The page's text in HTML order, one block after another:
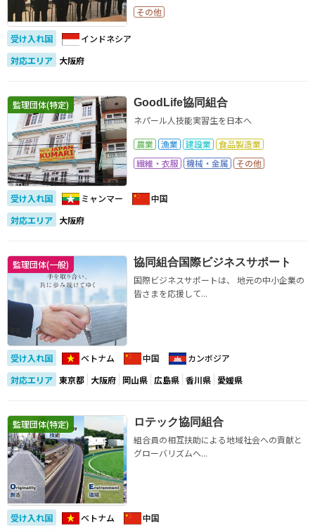
その他
受け入れ国
インドネシア
対応エリア 大阪府
監理団体(特定)
GoodLife協同組合
ネパール人技能実習生を日本へ
農業
漁業 建設業
食品製造業
繊維・衣服
機械・金属 その他
受け入れ国 ミャンマー
中国
対応エリア 大阪府
監理団体(一般)
協同組合国際ビジネスサポート
国際ビジネスサポートは、 地元の中小企業の
皆さまを応援して...
受け入れ国 ベトナム 中国
カンボジア
対応エリア 東京都 大阪府 岡山県 広島県 香川県 愛媛県
監理団体(特定)
ロテック協同組合
組合員の相互扶助による地域社会への貢献と
グローバリズムへ...
受け入れ国 ベトナム
中国